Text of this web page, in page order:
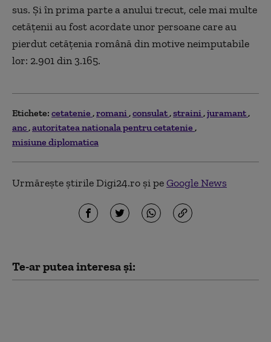
sus. Şi în prima parte a anului trecut, cele mai multe
cetăţenii au fost acordate unor persoane care au
pierdut cetăţenia română din motive neimputabile
lor: 2.901 din 3.165.
Etichete: cetatenie romani consulat straini juramant
anc autoritatea nationala pentru cetatenie
misiune diplomatica
Urmărește știrile Digi24.ro și peGoogle News
Te-ar putea interesa și: